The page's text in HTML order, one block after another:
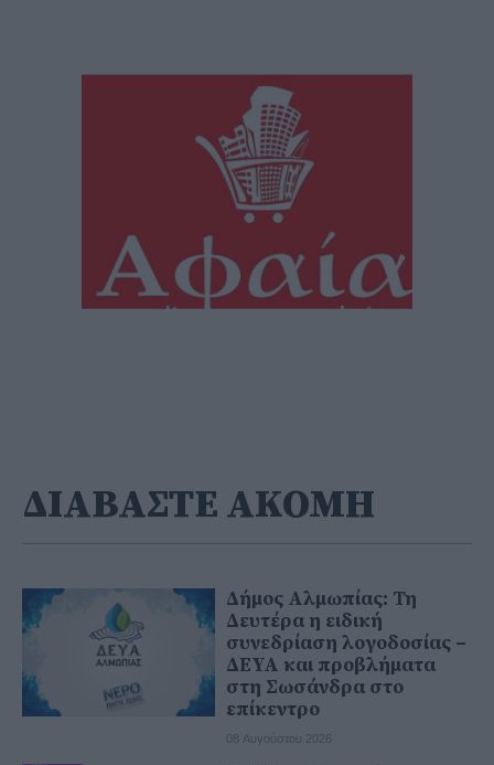
ΔΙΑΒΑΣΤΕ ΑΚΟΜΗ
Δήμος Αλμωπίας: Τη
Δευτέρα η ειδική
συνεδρίαση λογοδοσίας –
ΔΕΥΑ και προβλήματα
στη Σωσάνδρα στο
επίκεντρο
08 Αυγούστου 2026